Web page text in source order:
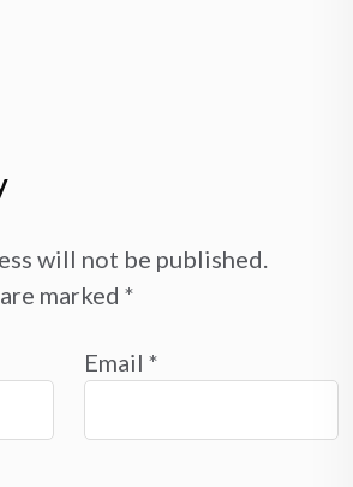
will not be published.
marked *
Email *